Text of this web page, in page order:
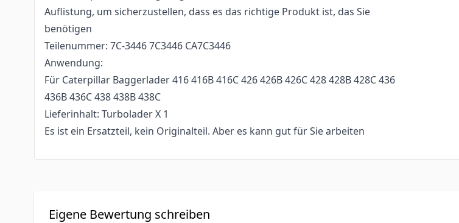
Auflistung, um sicherzustellen, dass es das richtige Produkt ist, das Sie
benötigen
Teilenummer: 7C-3446 7C3446 CA7C3446
Anwendung:
Für Caterpillar Baggerlader 416 416B 416C 426 426B 426C 428 428B 428C 436
436B 436C 438 438B 438C
Lieferinhalt: Turbolader X 1
Es ist ein Ersatzteil, kein Originalteil. Aber es kann gut für Sie arbeiten
Eigene Bewertung schreiben